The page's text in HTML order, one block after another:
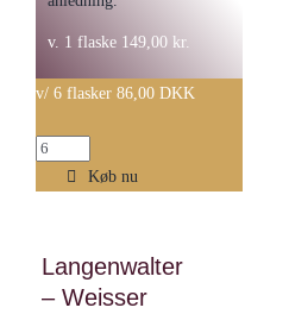
v. 1 flaske 149,00 kr.
v/ 6 flasker 86,00 DKK
Veuve
Amiot
Loire
Køb nu
Langenwalter
– Weisser